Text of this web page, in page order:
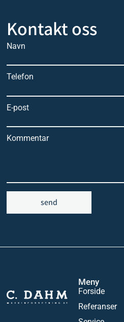
Kontakt oss
Navn
Telefon
E-post
Kommentar
send
Meny
Forside
Referanser